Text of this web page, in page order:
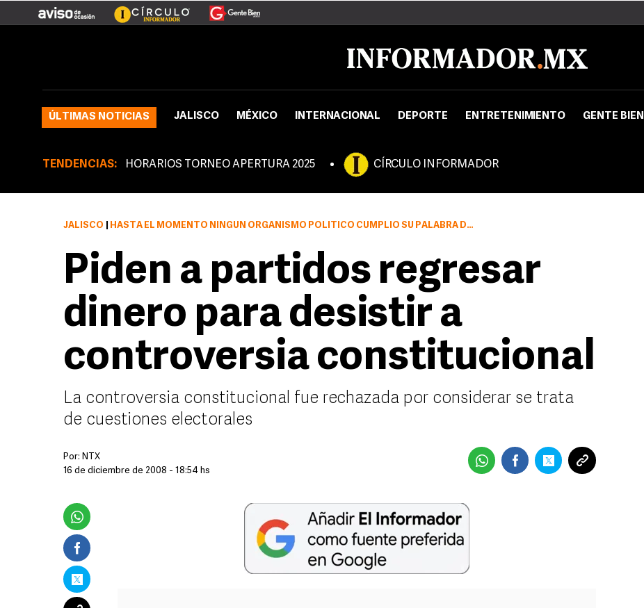
ÚLTIMAS NOTICIAS JALISCO MÉXICO INTERNACIONAL DEPORTE ENTRETENIMIENTO GENTE BIEN
TENDENCIAS: HORARIOS TORNEO APERTURA 2025 CÍRCULO INFORMADOR
JALISCO HASTA EL MOMENTO NINGÚN ORGANISMO POLÍTICO CUMPLIÓ SU PALABRA DE REGRESAR RECURSOS ENTREGADOS POR LAS REFORMAS ELECTORALES EN JALISCO
Piden a partidos regresar
dinero para desistir a
controversia constitucional
La controversia constitucional fue rechazada por considerar se trata
de cuestiones electorales
Por: NTX
16 de diciembre de 2008 - 18:54 hs